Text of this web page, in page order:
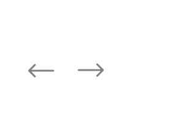
Next